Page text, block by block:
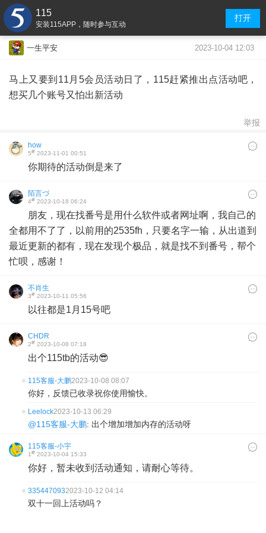
115
安装115APP，随时参与互动
打开
一生平安 2023-10-04 12:03
马上又要到11月5会员活动日了，115赶紧推出点活动吧，
想买几个账号又怕出新活动
举报
how
5# 2023-11-01 00:51
你期待的活动倒是来了
陌言づ
4# 2023-10-18 06:24
朋友，现在找番号是用什么软件或者网址啊，我自己的
全都用不了了，以前用的2535fh，只要名字一输，从出道到
最近更新的都有，现在发现个极品，就是找不到番号，帮个
忙呗，感谢！
不肖生
3# 2023-10-11 05:56
以往都是1月15号吧
CHDR
2# 2023-10-08 07:18
出个115tb的活动😎
115客服-大鹏2023-10-08 08:07
你好，反馈已收录祝你使用愉快。
Leelock2023-10-13 06:29
@115客服-大鹏: 出个增加增加内存的活动呀
115客服-小宇
1# 2023-10-04 15:33
你好，暂未收到活动通知，请耐心等待。
3354470932023-10-12 04:14
双十一回上活动吗？